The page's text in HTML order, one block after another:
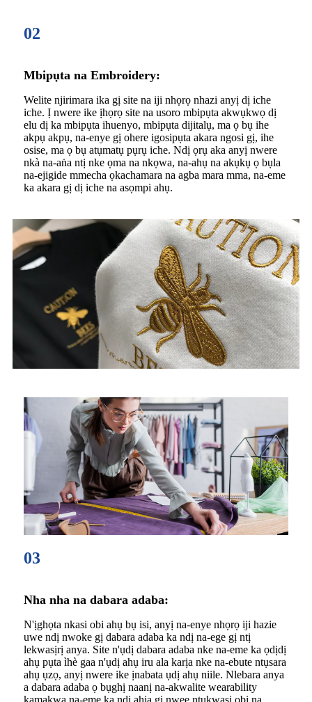
02
Mbipụta na Embroidery:
Welite njirimara ika gị site na iji nhọrọ nhazi anyị dị iche
iche. Ị nwere ike ịhọrọ site na usoro mbipụta akwụkwọ dị
elu dị ka mbipụta ihuenyo, mbipụta dijitalụ, ma ọ bụ ihe
akpụ akpụ, na-enye gị ohere igosipụta akara ngosi gị, ihe
osise, ma ọ bụ atụmatụ pụrụ iche. Ndị ọrụ aka anyị nwere
nkà na-aṅa ntị nke ọma na nkọwa, na-ahụ na akụkụ ọ bụla
na-ejigide mmecha ọkachamara na agba mara mma, na-eme
ka akara gị dị iche na asọmpi ahụ.
03
Nha nha na dabara adaba:
N'ịghọta nkasi obi ahụ bụ isi, anyị na-enye nhọrọ iji hazie
uwe ndị nwoke gị dabara adaba ka ndị na-ege gị ntị
lekwasịrị anya. Site n'ụdị dabara adaba nke na-eme ka ọdịdị
ahụ pụta ìhè gaa n'ụdị ahụ iru ala karịa nke na-ebute ntụsara
ahụ ụzọ, anyị nwere ike ịnabata ụdị ahụ niile. Nlebara anya
a dabara adaba ọ bụghị naanị na-akwalite wearability
kamakwa na-eme ka ndị ahịa gị nwee ntụkwasị obi na